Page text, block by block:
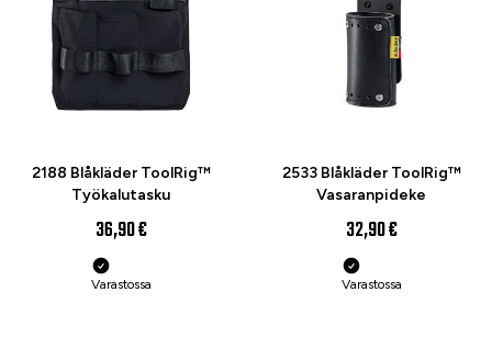
2188 Blåkläder ToolRig™
Työkalutasku
36,90 €
Varastossa
2533 Blåkläder ToolRig™
Vasaranpideke
32,90 €
Varastossa